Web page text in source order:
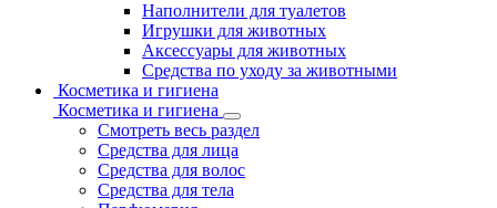
Наполнители для туалетов
Игрушки для животных
Аксессуары для животных
Средства по уходу за животными
Косметика и гигиена
Косметика и гигиена
Смотреть весь раздел
Средства для лица
Средства для волос
Средства для тела